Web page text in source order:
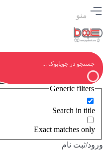
منو
Generic filters
Search in title
Exact matches only
ورود/ثبت نام